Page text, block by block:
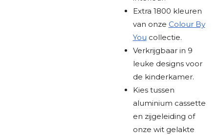
Extra 1800 kleuren
van onze Colour By
You collectie.
Verkrijgbaar in 9
leuke designs voor
de kinderkamer.
Kies tussen
aluminium cassette
en zijgeleiding of
onze wit gelakte